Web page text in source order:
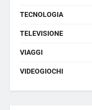
TECNOLOGIA
TELEVISIONE
VIAGGI
VIDEOGIOCHI